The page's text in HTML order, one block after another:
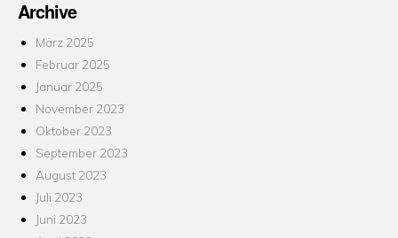
Archive
März 2025
Februar 2025
Januar 2025
November 2023
Oktober 2023
September 2023
August 2023
Juli 2023
Juni 2023